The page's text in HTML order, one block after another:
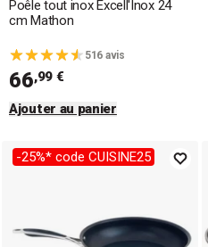
Poêle tout inox Excell'Inox 24
cm Mathon
516 avis
66,99 €
Ajouter au panier
-25%* code CUISINE25